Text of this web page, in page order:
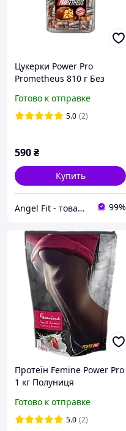
Цукерки Power Pro
Prometheus 810 г Без
Готово к отправке
5.0 (2)
590₴
Купить
Angel Fit - товари для здоров'я, спорту та активного життя 99%
Протеїн Femine Power Pro
1 кг Полуниця
Готово к отправке
5.0 (2)